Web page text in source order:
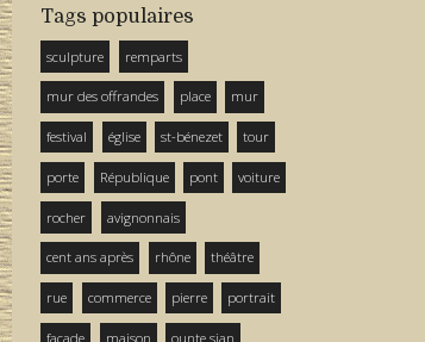
Tags populaires
sculpture remparts
mur des offrandes place mur
festival église st-bénezet tour
porte République pont voiture
rocher avignonnais
cent ans après rhône théâtre
rue commerce pierre portrait
façade maison ounte sian